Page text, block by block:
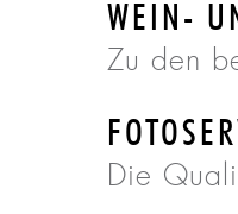
WEIN-
Zu den
Die